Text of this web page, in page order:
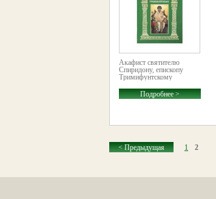
Акафист святителю
Спиридону, епископу
Тримифунтскому
Подробнее >
< Предыдущая 1 2